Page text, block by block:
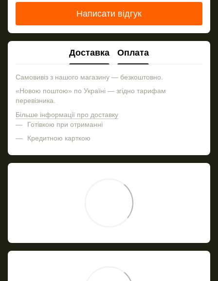
Написати відгук
Доставка Оплата
Самовивіз з нашого магазину — безкоштовно.
«Новою поштою» по Україні — згідно тарифам
перевізника.
Більше інформації про доставку
Готівкою при отриманні
Кредитною карткою